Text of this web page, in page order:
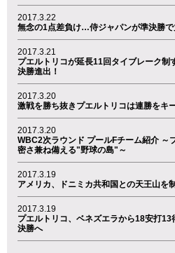
2017.3.22
無念の1点差負け…侍ジャパンが準決勝
2017.3.21
プエルトリコが延長11回タイブレーク制
決勝進出！
2017.3.20
激戦を勝ち抜きプエルトリコは連勝をキ
2017.3.20
WBC2次ラウンド プールFチーム紹介 ～
密さ兼ね備える"野球の島"～
2017.3.19
アメリカ、ドニミカ共和国との天王山を
2017.3.19
プエルトリコ、ベネズエラから18安打
決勝へ